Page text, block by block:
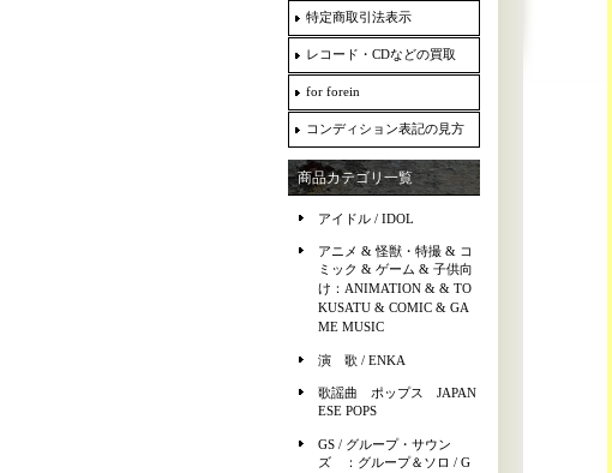
特定商取引法表示
レコード・CDなどの買取
for forein
コンディション表記の見方
商品カテゴリ一覧
アイドル / IDOL
アニメ & 怪獣・特撮 & コ
ミック & ゲーム & 子供向
け：ANIMATION & & TO
KUSATU & COMIC & GA
ME MUSIC
演 歌 / ENKA
歌謡曲 ポップス JAPAN
ESE POPS
GS / グループ・サウン
ズ ：グループ＆ソロ / G